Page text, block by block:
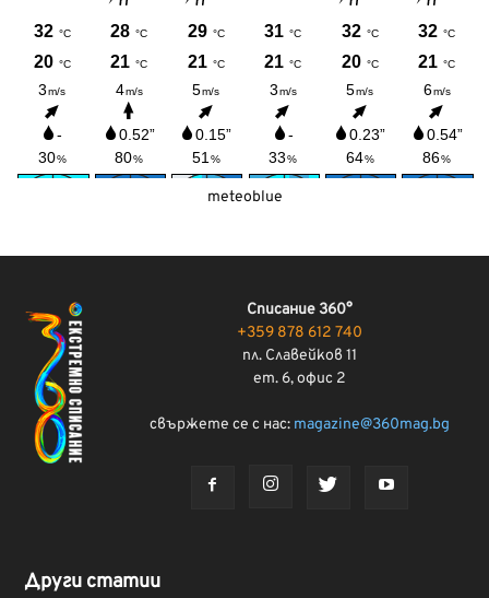
meteoblue
Списание 360°
+359 878 612 740
пл. Славейков 11
ет. 6, офис 2
свържете се с нас: magazine@360mag.bg
Други статии